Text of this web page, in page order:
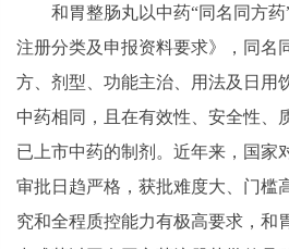
和胃整肠丸以中药“同名同方
注册分类及申报资料要求》，同名
方、剂型、功能主治、用法及日用
中药相同，且在有效性、安全性、
已上市中药的制剂。近年来，国家
审批日趋严格，获批难度大、门槛
究和全程质控能力有极高要求，和